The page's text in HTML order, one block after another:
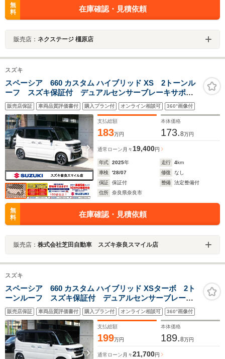
無
料
在庫確認・見積依頼
販売店： ネクステージ 橿原店
スズキ
スペーシア 660 カスタム ハイブリッド XS 2トーンル
ーフ スズキ保証付 デュアルセンサーブレーキサポー
トII パーキングセンサー ヘッドアップディスプレイ
アダプティブクルーズコントロール フルLEDヘッドラ
ンプ 電動パーキングブレーキ
販売店保証 車両品質評価書付 購入プラン付 オンライン相談可 360°画像付
支払総額
183万円
本体価格
173.8万円
通常ローン 月々19,400円
年式 2025年 走行 4km
車検
'28/07 修復
なし
保証
保証付 整備
法定整備付
住所
奈良県奈良市
無
料
在庫確認・見積依頼
販売店： 株式会社芝田自動車 スズキ奈良スマイル店
スズキ
スペーシア 660 カスタム ハイブリッド XSターボ 2ト
ーンルーフ スズキ保証付 デュアルセンサーブレーキ
サポートII パーキングセンサー ヘッドアップディスプ
レイ アダプティブクルーズコントロール フルLEDヘ
ッドランプ 電動パーキングブレーキ
販売店保証 車両品質評価書付 購入プラン付 オンライン相談可 360°画像付
支払総額
199万円
本体価格
189.8万円
通常ローン 月々21,700円